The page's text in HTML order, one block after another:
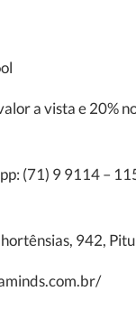
a vista e 20%
(71) 9 9114 –
942,